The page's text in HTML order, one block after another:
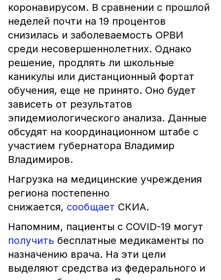
коронавирусом. В сравнении с прошлой
неделей почти на 19 процентов
снизилась и заболеваемость ОРВИ
среди несовершеннолетних. Однако
решение, продлять ли школьные
каникулы или дистанционный фортат
обучения, еще не принято. Оно будет
зависеть от результатов
эпидемиологического анализа. Данные
обсудят на координационном штабе с
участием губернатора Владимир
Владимиров.
Нагрузка на медицинские учреждения
региона постепенно
снижается, сообщает СКИА.
Напомним, пациенты с COVID-19 могут
получить бесплатные медикаменты по
назначению врача. На эти цели
выделяют средства из федерального и